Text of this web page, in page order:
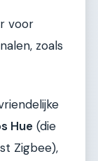
voor
zoals
Hue (die
Zigbee),